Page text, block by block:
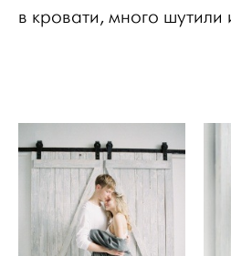
в кровати, много шутили